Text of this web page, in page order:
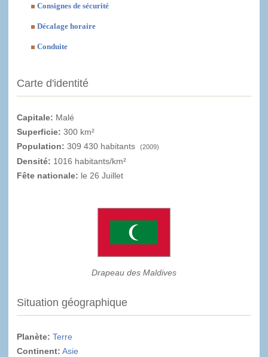
Consignes de sécurité
Décalage horaire
Conduite
Carte d'identité
Capitale: Malé
Superficie: 300 km²
Population: 309 430 habitants (2009)
Densité: 1016 habitants/km²
Fête nationale: le 26 Juillet
Drapeau des Maldives
Situation géographique
Planète: Terre
Continent: Asie